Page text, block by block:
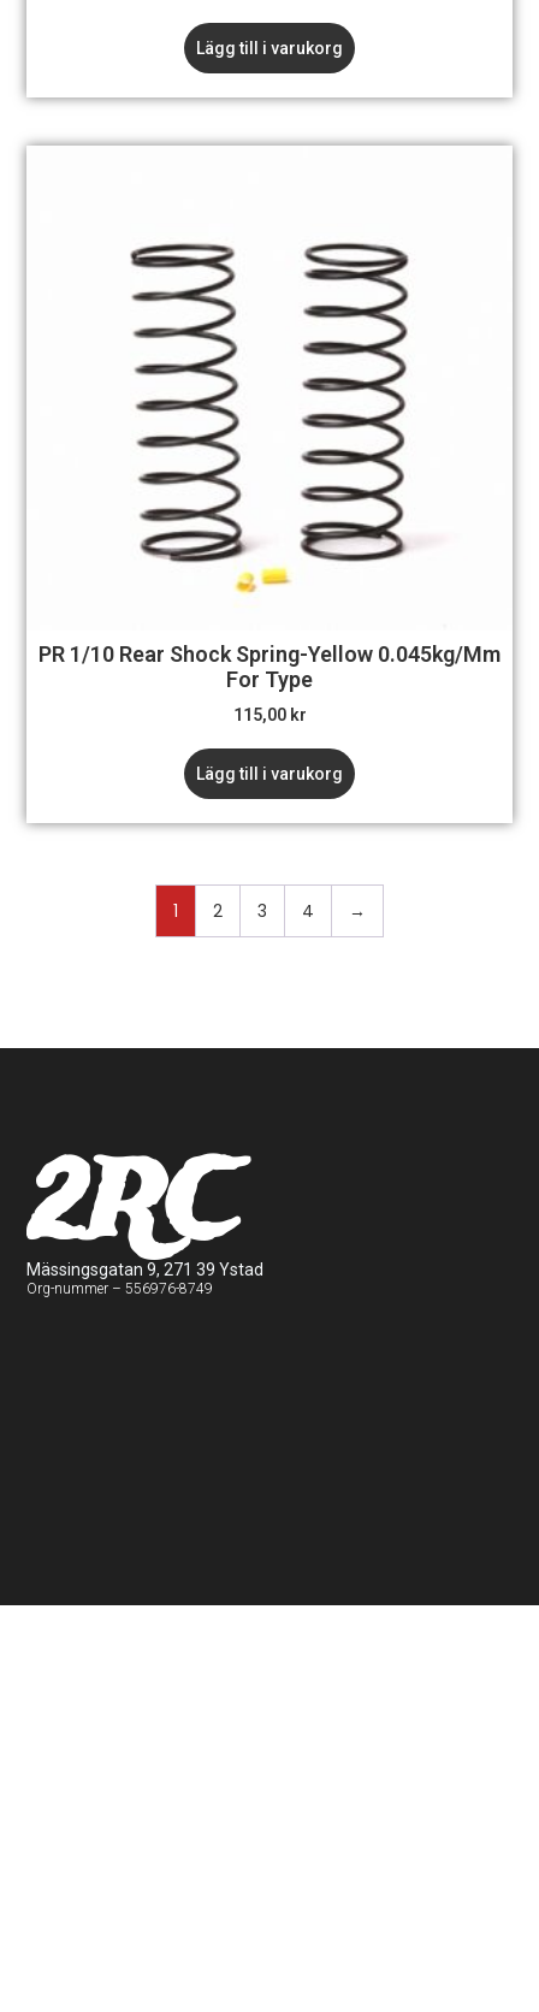
Lägg till i varukorg
PR 1/10 Rear Shock Spring-Yellow 0.045kg/mm
For Type
115,00 kr
Lägg till i varukorg
1 2 3 4 →
2RC
Mässingsgatan 9, 271 39 Ystad
Org-nummer – 556976-8749